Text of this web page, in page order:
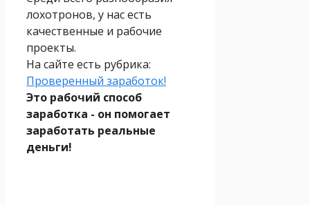
лохотронов, у нас есть
качественные и рабочие
проекты.
На сайте есть рубрика:
Проверенный заработок!
Это рабочий способ
заработка - он помогает
заработать реальные
деньги!